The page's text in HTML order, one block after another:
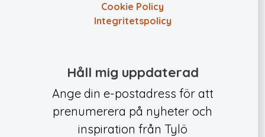
Cookie Policy
Integritets­policy
Håll mig uppdaterad
Ange din e-postadress för att
prenumerera på nyheter och
inspiration från Tylö